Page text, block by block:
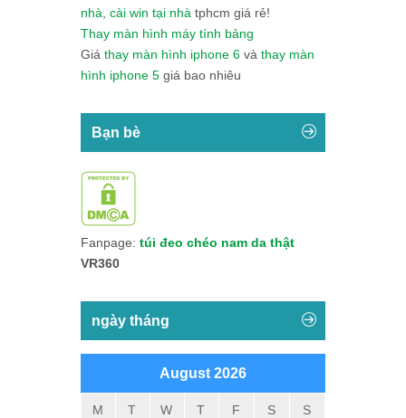
nhà cài win tại nhà tphcm giá rẻ!
Thay màn hình máy tính bảng
Giá thay màn hình iphone 6 và thay màn
hình iphone 5 giá bao nhiêu
Bạn bè
Fanpage: túi đeo chéo nam da thật
VR360
ngày tháng
August 2026
M T W T F S S